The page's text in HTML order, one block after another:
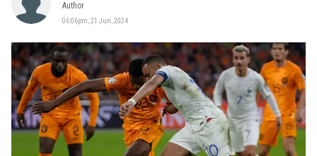
Author
06:06pm, 21 Jun, 2024